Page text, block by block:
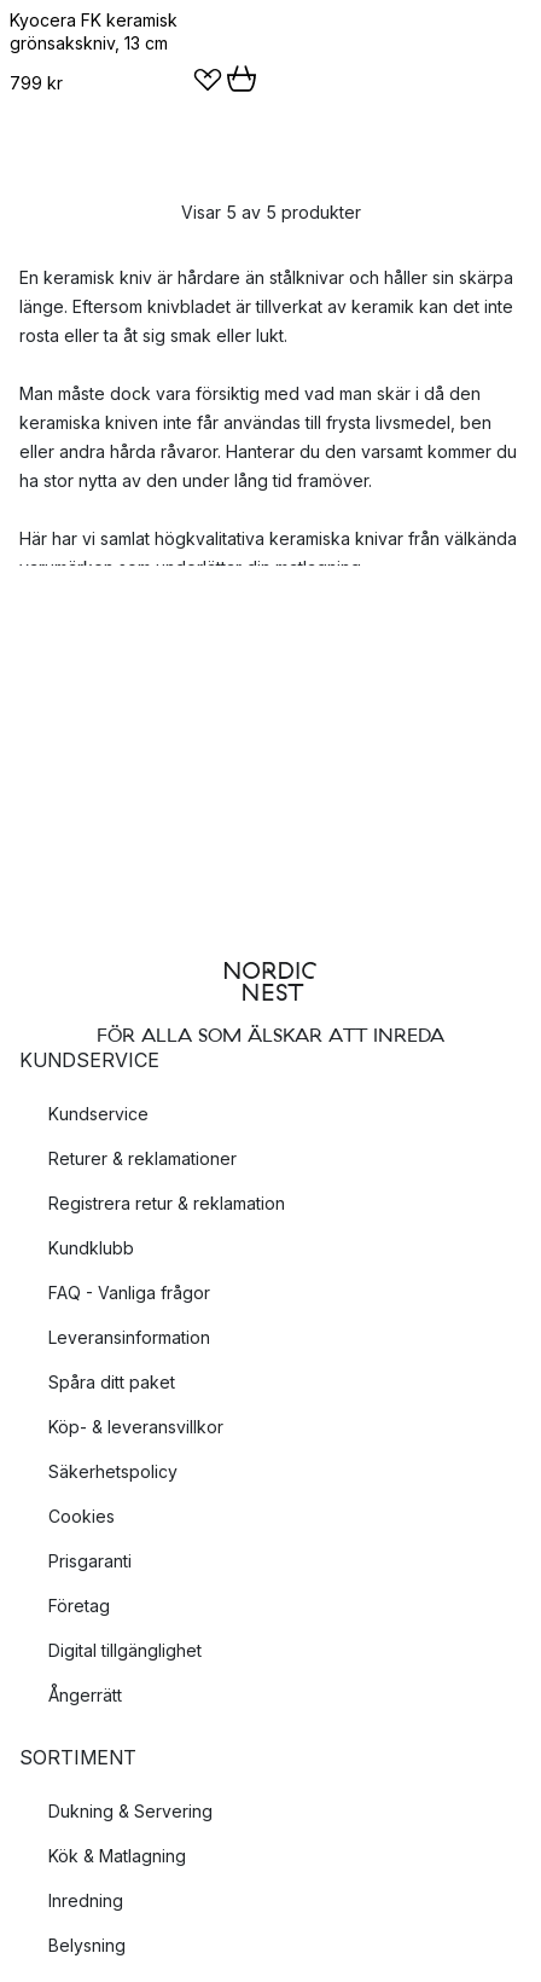
Kyocera FK keramisk
grönsakskniv, 13 cm
799 kr
Visar 5 av 5 produkter
En keramisk kniv är hårdare än stålknivar och håller sin skärpa
länge. Eftersom knivbladet är tillverkat av keramik kan det inte
rosta eller ta åt sig smak eller lukt.
Man måste dock vara försiktig med vad man skär i då den
keramiska kniven inte får användas till frysta livsmedel, ben
eller andra hårda råvaror. Hanterar du den varsamt kommer du
ha stor nytta av den under lång tid framöver.
Här har vi samlat högkvalitativa keramiska knivar från välkända
varumärken som underlättar din matlagning.
FÖR ALLA SOM ÄLSKAR ATT INREDA
KUNDSERVICE
Kundservice
Returer & reklamationer
Registrera retur & reklamation
Kundklubb
FAQ - Vanliga frågor
Leveransinformation
Spåra ditt paket
Köp- & leveransvillkor
Säkerhetspolicy
Cookies
Prisgaranti
Företag
Digital tillgänglighet
Ångerrätt
SORTIMENT
Dukning & Servering
Kök & Matlagning
Inredning
Belysning